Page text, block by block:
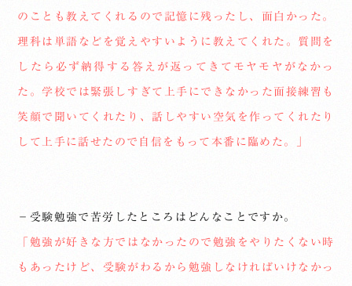
のことも教えてくれるので記憶に残ったし、面白かった。
理科は単語などを覚えやすいように教えてくれた。質問を
したら必ず納得する答えが返ってきてモヤモヤがなかっ
た。学校では緊張しすぎて上手にできなかった面接練習も
笑顔で聞いてくれたり、話しやすい空気を作ってくれたり
して上手に話せたので自信をもって本番に臨めた。」
－受験勉強で苦労したところはどんなことですか。
「勉強が好きな方ではなかったので勉強をやりたくない時
もあったけど、受験がわるから勉強しなければいけなかっ